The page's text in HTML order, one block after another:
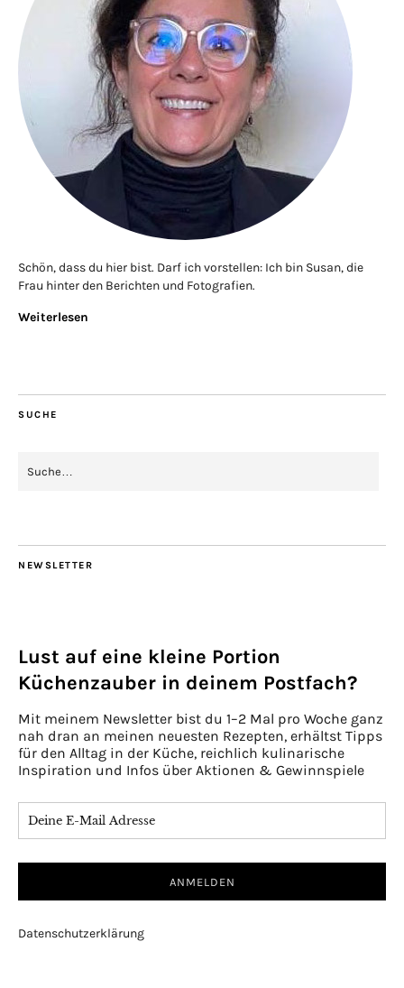
Schön, dass du hier bist. Darf ich vorstellen: Ich bin Susan, die
Frau hinter den Berichten und Fotografien.
Weiterlesen
SUCHE
NEWSLETTER
Lust auf eine kleine Portion
Küchenzauber in deinem Postfach?
Mit meinem Newsletter bist du 1–2 Mal pro Woche ganz
nah dran an meinen neuesten Rezepten, erhältst Tipps
für den Alltag in der Küche, reichlich kulinarische
Inspiration und Infos über Aktionen & Gewinnspiele
Datenschutzerklärung